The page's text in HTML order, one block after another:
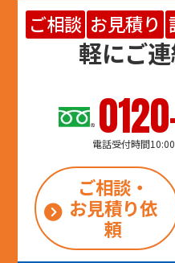
ご相談 お見積り
軽にご
電話受付時間
ご相談・
お見積り依
頼